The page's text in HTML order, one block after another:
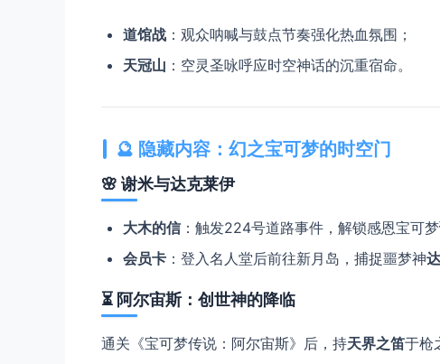
​道馆战​ ​：观众呐喊与鼓点节奏强化热血氛围；
​天冠山​ ​：空灵圣咏呼应时空神话的沉重宿命。
🔮 ​ ​隐藏内容：幻之宝可梦的时空门​
🌸 ​ ​谢米与达克莱伊​
​大木的信​​：触发224号道路事件，解锁感恩宝可梦​
​会员卡​ ​：登入名人堂后前往新月岛，捕捉噩梦神​
⏳ ​ ​阿尔宙斯：创世神的降临​
通关《宝可梦传说：阿尔宙斯》后，持​​天界之笛​于枪